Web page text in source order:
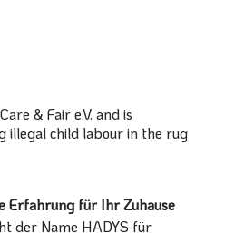
& Fair e.V. and is
illegal child labour in the rug
Erfahrung für Ihr Zuhause
der Name HADYS für